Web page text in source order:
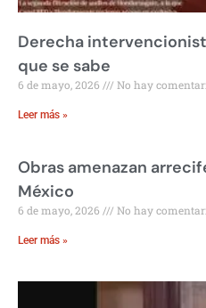
Derecha
que se sabe
6 de mayo, 2026 No hay
Leer más »
Obras amenazan
México
6 de mayo, 2026 No hay
Leer más »